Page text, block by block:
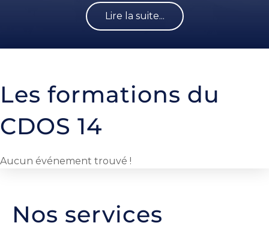
Lire la suite...
Les formations du
CDOS 14
Aucun événement trouvé !
Nos services